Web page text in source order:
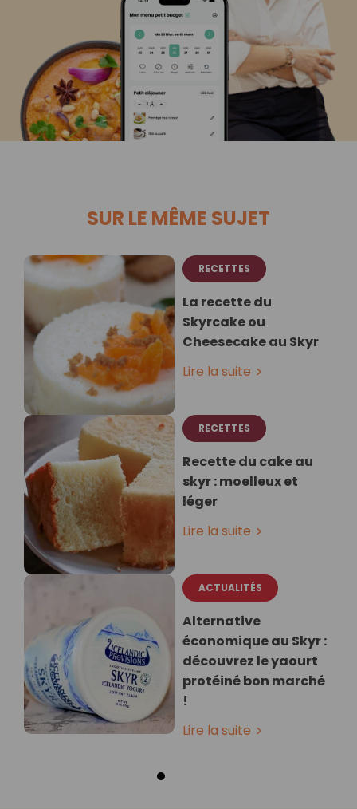
SUR LE MÊME SUJET
RECETTES
La recette du
Skyrcake ou
Cheesecake au Skyr
Lire la suite
RECETTES
Recette du cake au
skyr : moelleux et
léger
Lire la suite
ACTUALITÉS
Alternative
économique au Skyr :
découvrez le yaourt
protéiné bon marché
!
Lire la suite